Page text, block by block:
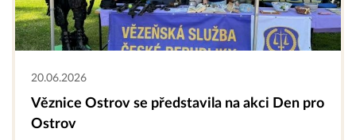
20.06.2026
Věznice Ostrov se představila na akci Den pro
Ostrov